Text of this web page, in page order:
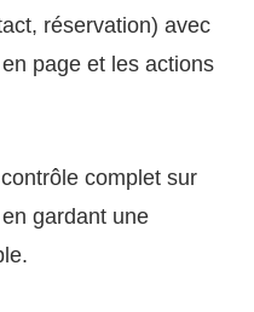
réservation) avec
page et les actions
complet sur
gardant une